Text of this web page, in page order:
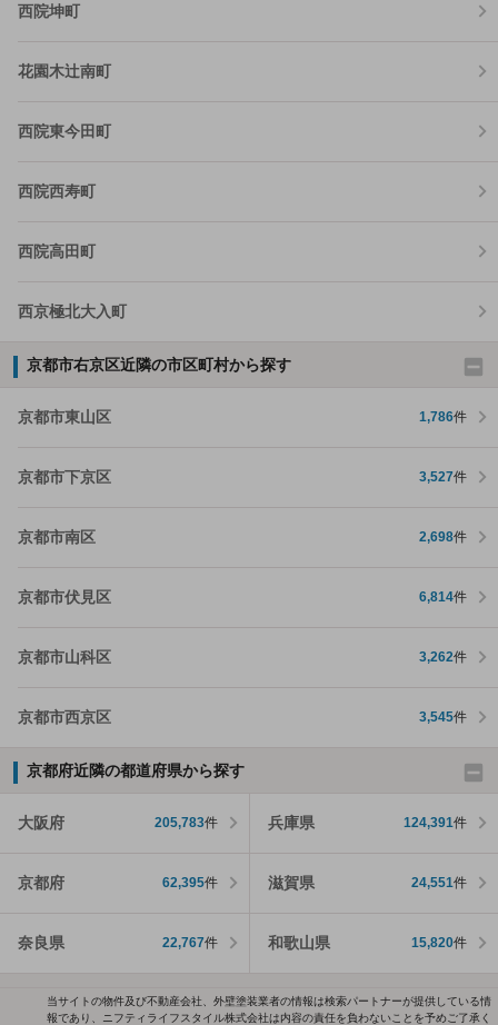
西院坤町
花園木辻南町
西院東今田町
西院西寿町
西院高田町
西京極北大入町
京都市右京区近隣の市区町村から探す
京都市東山区 1,786件
京都市下京区 3,527件
京都市南区 2,698件
京都市伏見区 6,814件
京都市山科区 3,262件
京都市西京区 3,545件
京都府近隣の都道府県から探す
大阪府 205,783件 兵庫県 124,391件
京都府 62,395件 滋賀県 24,551件
奈良県 22,767件 和歌山県 15,820件
当サイトの物件及び不動産会社、外壁塗装業者の情報は検索パートナーが提供している情
報であり、ニフティライフスタイル株式会社は内容の責任を負わないことを予めご了承く